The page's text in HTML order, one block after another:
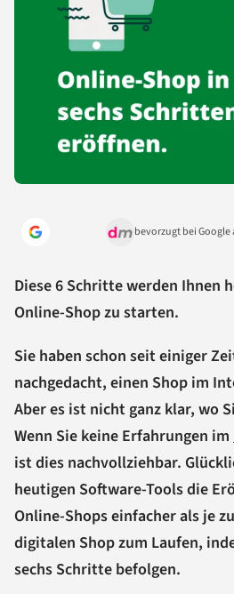
bevorzugt bei Google
Diese 6 Schritte werden Ihnen
Online-Shop zu starten.
Sie haben schon seit einiger
nachgedacht, einen Shop im
Aber es ist nicht ganz klar, wo
Wenn Sie keine Erfahrungen im
ist dies nachvollziehbar.
heutigen Software-Tools die
Online-Shops einfacher als je
digitalen Shop zum Laufen,
sechs Schritte befolgen.